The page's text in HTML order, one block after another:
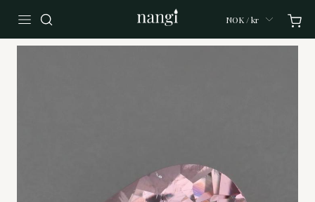
NOK / kr